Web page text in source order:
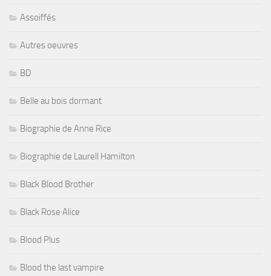
Assoiffés
Autres oeuvres
BD
Belle au bois dormant
Biographie de Anne Rice
Biographie de Laurell Hamilton
Black Blood Brother
Black Rose Alice
Blood Plus
Blood the last vampire